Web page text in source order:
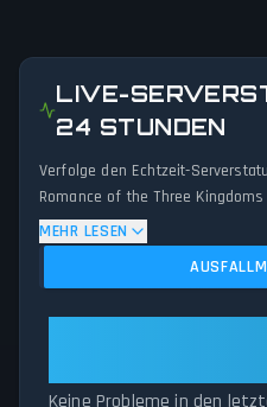
LIVE-
24 STUNDEN
Verfolge den Echtzeit-
Romance of the Three
Überwachungssystem. Unser
gemeldete
Dienstunterbrechungen der
Schwellenwerte überschreitet.
MEHR LESEN
Keine Probleme in den